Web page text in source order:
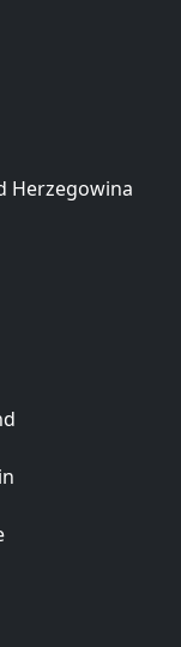
Herzegowina